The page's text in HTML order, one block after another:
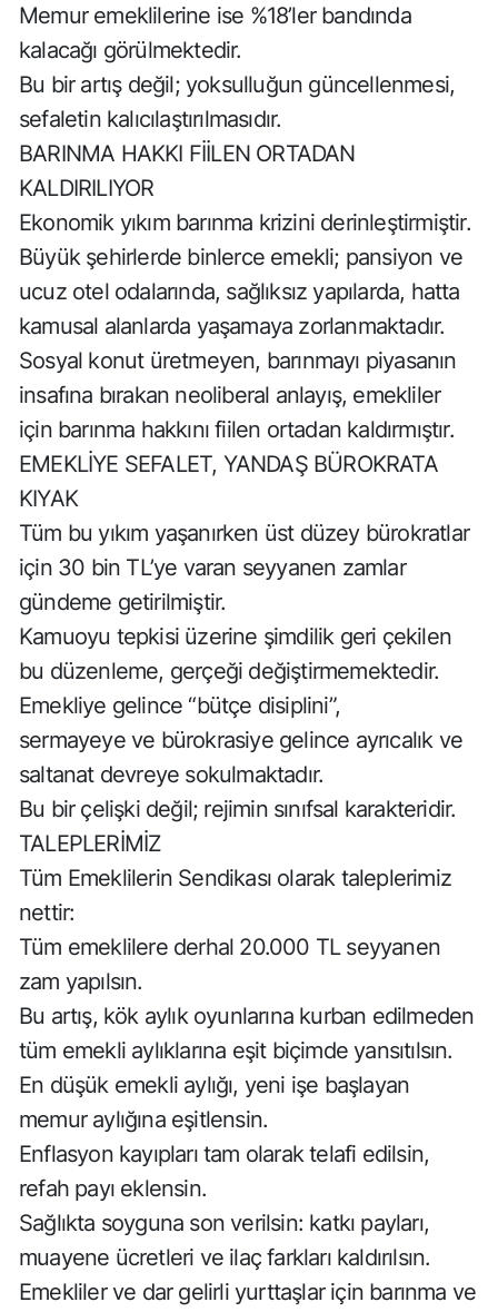
Memur emeklilerine ise %18’ler bandında
kalacağı görülmektedir.
Bu bir artış değil; yoksulluğun güncellenmesi,
sefaletin kalıcılaştırılmasıdır.
BARINMA HAKKI FİİLEN ORTADAN
KALDIRILIYOR
Ekonomik yıkım barınma krizini derinleştirmiştir.
Büyük şehirlerde binlerce emekli; pansiyon ve
ucuz otel odalarında, sağlıksız yapılarda, hatta
kamusal alanlarda yaşamaya zorlanmaktadır.
Sosyal konut üretmeyen, barınmayı piyasanın
insafına bırakan neoliberal anlayış, emekliler
için barınma hakkını fiilen ortadan kaldırmıştır.
EMEKLİYE SEFALET, YANDAŞ BÜROKRATA
KIYAK
Tüm bu yıkım yaşanırken üst düzey bürokratlar
için 30 bin TL’ye varan seyyanen zamlar
gündeme getirilmiştir.
Kamuoyu tepkisi üzerine şimdilik geri çekilen
bu düzenleme, gerçeği değiştirmemektedir.
Emekliye gelince “bütçe disiplini”,
sermayeye ve bürokrasiye gelince ayrıcalık ve
saltanat devreye sokulmaktadır.
Bu bir çelişki değil; rejimin sınıfsal karakteridir.
TALEPLERİMİZ
Tüm Emeklilerin Sendikası olarak taleplerimiz
nettir:
Tüm emeklilere derhal 20.000 TL seyyanen
zam yapılsın.
Bu artış, kök aylık oyunlarına kurban edilmeden
tüm emekli aylıklarına eşit biçimde yansıtılsın.
En düşük emekli aylığı, yeni işe başlayan
memur aylığına eşitlensin.
Enflasyon kayıpları tam olarak telafi edilsin,
refah payı eklensin.
Sağlıkta soyguna son verilsin: katkı payları,
muayene ücretleri ve ilaç farkları kaldırılsın.
Emekliler ve dar gelirli yurttaşlar için barınma ve